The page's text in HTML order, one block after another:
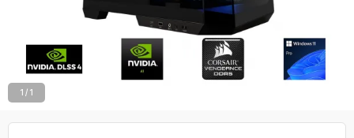
1 / 1